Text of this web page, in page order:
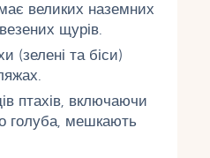
великих наземних
щурів.
(зелені та біси)
птахів, включаючи
голуба, мешкають